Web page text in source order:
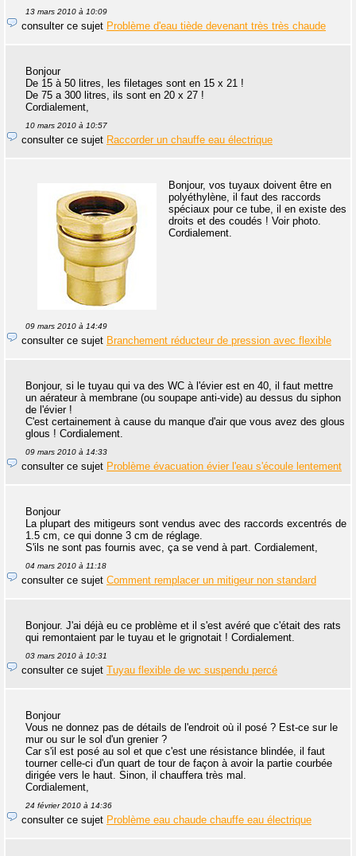
13 mars 2010 à 10:09
consulter ce sujet Problème d'eau tiède devenant très très chaude
Bonjour
De 15 à 50 litres, les filetages sont en 15 x 21 !
De 75 a 300 litres, ils sont en 20 x 27 !
Cordialement,
10 mars 2010 à 10:57
consulter ce sujet Raccorder un chauffe eau électrique
Bonjour, vos tuyaux doivent être en
polyéthylène, il faut des raccords
spéciaux pour ce tube, il en existe des
droits et des coudés ! Voir photo.
Cordialement.
09 mars 2010 à 14:49
consulter ce sujet Branchement réducteur de pression avec flexible
Bonjour, si le tuyau qui va des WC à l'évier est en 40, il faut mettre
un aérateur à membrane (ou soupape anti-vide) au dessus du siphon
de l'évier !
C'est certainement à cause du manque d'air que vous avez des glous
glous ! Cordialement.
09 mars 2010 à 14:33
consulter ce sujet Problème évacuation évier l'eau s'écoule lentement
Bonjour
La plupart des mitigeurs sont vendus avec des raccords excentrés de
1.5 cm, ce qui donne 3 cm de réglage.
S'ils ne sont pas fournis avec, ça se vend à part. Cordialement,
04 mars 2010 à 11:18
consulter ce sujet Comment remplacer un mitigeur non standard
Bonjour. J'ai déjà eu ce problème et il s'est avéré que c'était des rats
qui remontaient par le tuyau et le grignotait ! Cordialement.
03 mars 2010 à 10:31
consulter ce sujet Tuyau flexible de wc suspendu percé
Bonjour
Vous ne donnez pas de détails de l'endroit où il posé ? Est-ce sur le
mur ou sur le sol d'un grenier ?
Car s'il est posé au sol et que c'est une résistance blindée, il faut
tourner celle-ci d'un quart de tour de façon à avoir la partie courbée
dirigée vers le haut. Sinon, il chauffera très mal.
Cordialement,
24 février 2010 à 14:36
consulter ce sujet Problème eau chaude chauffe eau électrique